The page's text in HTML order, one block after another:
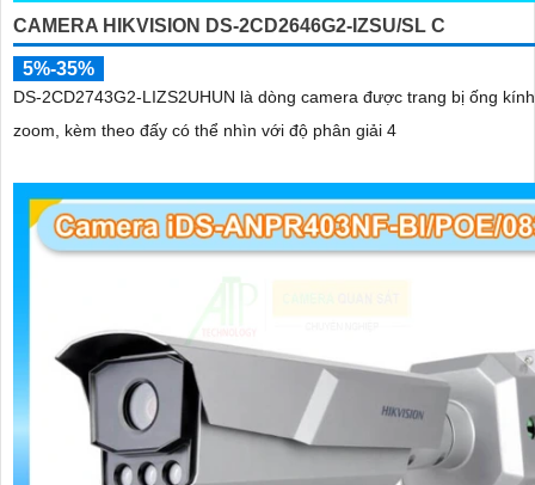
CAMERA HIKVISION DS-2CD2646G2-IZSU/SL C
5%-35%
DS-2CD2743G2-LIZS2UHUN là dòng camera được trang bị ống
zoom, kèm theo đấy có thể nhìn với độ phân giải 4